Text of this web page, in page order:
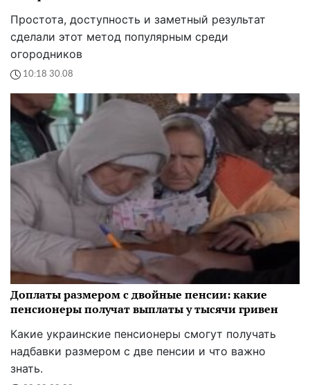
Простота, доступность и заметный результат
сделали этот метод популярным среди
огородников
10:18 30.08
Доплаты размером с двойные пенсии: какие
пенсионеры получат выплаты у тысячи гривен
Какие украинские пенсионеры смогут получать
надбавки размером с две пенсии и что важно
знать.